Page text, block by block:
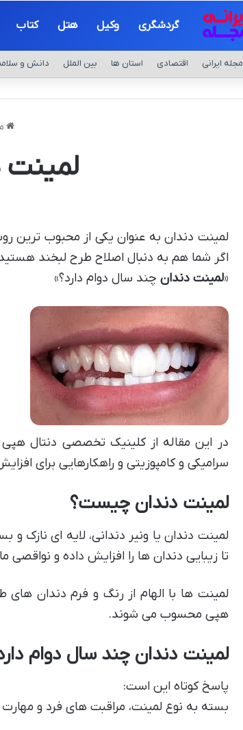
گردشگری وکیل هتل کتاب
مجله ایرانی اقتصادی استان ها بین الملل دانش و
لمینت
لمینت دندان به عنوان یکی از محبوب ترین
اگر شما هم به دنبال اصلاح طرح لبخند
«لمینت دندان چند سال دوام دارد؟»
در این مقاله از کلینیک تخصصی دنتال هپی
سرامیکی و کامپوزیتی و راهکارهایی برای
لمینت دندان چیست؟
لمینت دندان یا ونیر دندانی، لایه ای
تا زیبایی دندان ها را افزایش داده و نواقصی
لمینت ها با الهام از رنگ و فرم دندان
هپی محسوب می شوند.
لمینت دندان چند سال دوام
پاسخ کوتاه این است:
بسته به نوع لمینت، مراقبت های فرد و مهارت دندان پزشک، لمینت